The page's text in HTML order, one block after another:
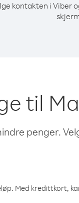
kontakten i Viber
til
penger.
Med kredittkort,